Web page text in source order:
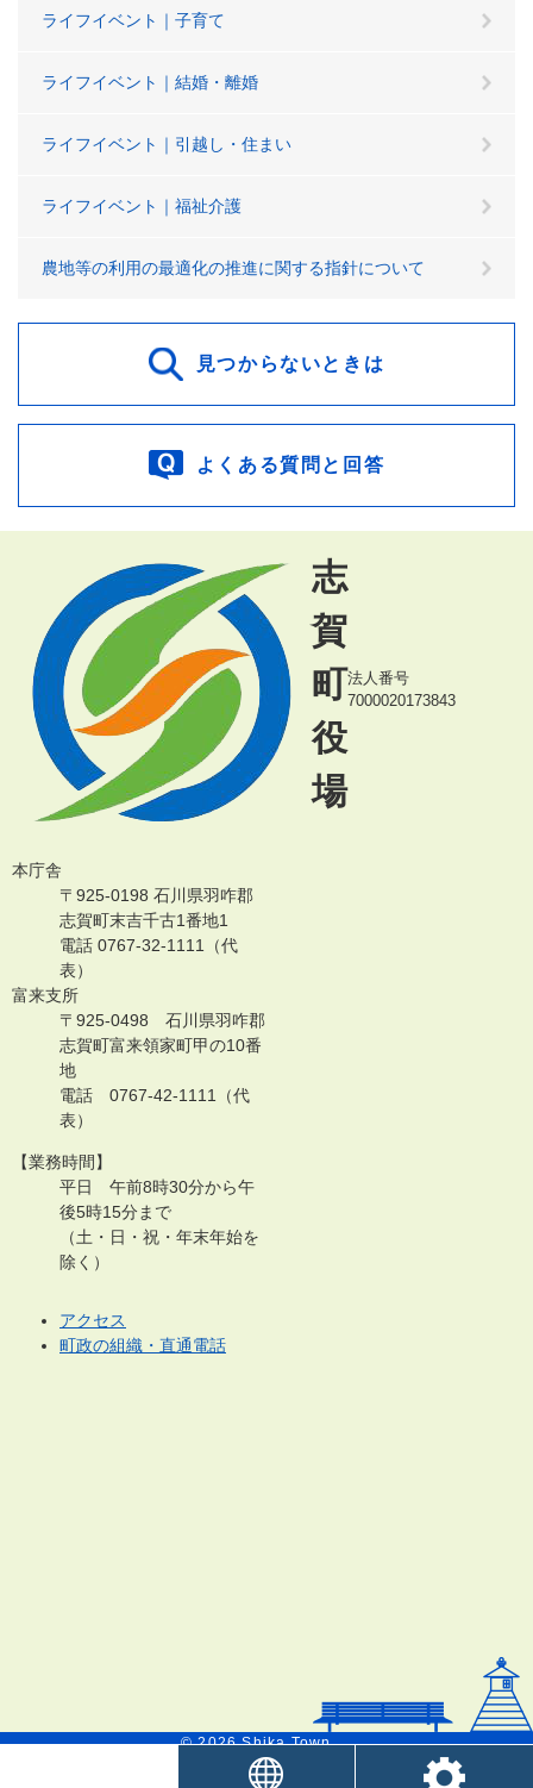
ライフイベント｜子育て
ライフイベント｜結婚・離婚
ライフイベント｜引越し・住まい
ライフイベント｜福祉介護
農地等の利用の最適化の推進に関する指針について
見つからないときは
よくある質問と回答
志
賀
町
役
場
法人番号
7000020173843
本庁舎
〒925-0198 石川県羽咋郡
志賀町末吉千古1番地1
電話 0767-32-1111（代
表）
富来支所
〒925-0498 石川県羽咋郡
志賀町富来領家町甲の10番
地
電話 0767-42-1111（代
表）
【業務時間】
平日 午前8時30分から午
後5時15分まで
（土・日・祝・年末年始を
除く）
アクセス
町政の組織・直通電話
© 2026 Shika Town.